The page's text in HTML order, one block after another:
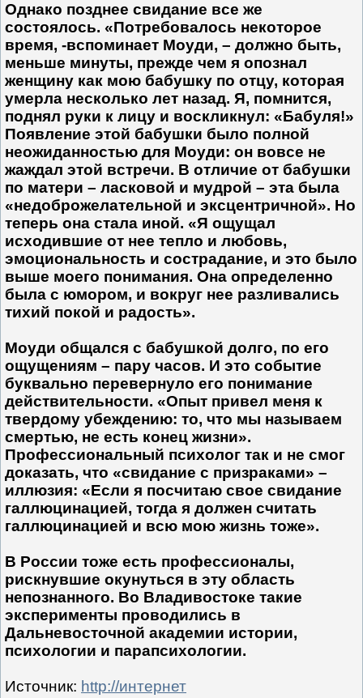
Однако позднее свидание все же
состоялось. «Потребовалось некоторое
время, -вспоминает Моуди, – должно быть,
меньше минуты, прежде чем я опознал
женщину как мою бабушку по отцу, которая
умерла несколько лет назад. Я, помнится,
поднял руки к лицу и воскликнул: «Бабуля!»
Появление этой бабушки было полной
неожиданностью для Моуди: он вовсе не
жаждал этой встречи. В отличие от бабушки
по матери – ласковой и мудрой – эта была
«недоброжелательной и эксцентричной». Но
теперь она стала иной. «Я ощущал
исходившие от нее тепло и любовь,
эмоциональность и сострадание, и это было
выше моего понимания. Она определенно
была с юмором, и вокруг нее разливались
тихий покой и радость».
Моуди общался с бабушкой долго, по его
ощущениям – пару часов. И это событие
буквально перевернуло его понимание
действи­тельности. «Опыт привел меня к
твердому убеждению: то, что мы называем
смертью, не есть конец жизни».
Профессиональный психолог так и не смог
доказать, что «свидание с призраками» –
иллюзия: «Если я посчитаю свое свидание
галлюцинацией, тогда я должен считать
галлюцинацией и всю мою жизнь тоже».
В России тоже есть профессионалы,
рискнувшие окунуться в эту область
непознанного. Во Владивостоке такие
эксперименты проводились в
Дальневосточной академии истории,
психологии и парапсихологии.
Источник: http://интернет